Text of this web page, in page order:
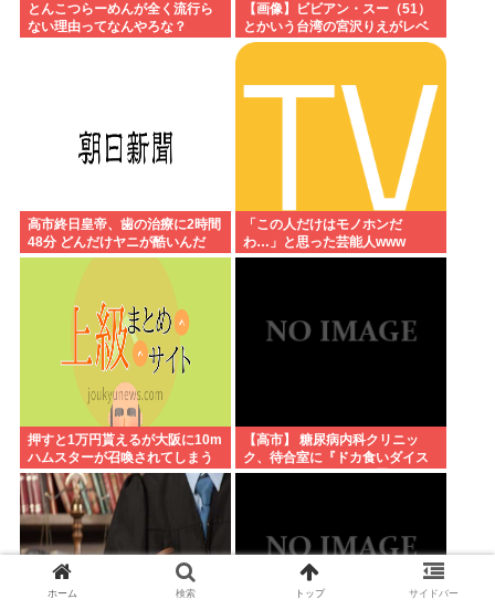
とんこつらーめんが全く流行ら
ない理由ってなんやろな？
【画像】ビビアン・スー（51）
とかいう台湾の宮沢りえがレベ
チすぎる
高市終日皇帝、歯の治療に2時間
48分 どんだけヤニが酷いんだ
「この人だけはモノホンだ
わ…」と思った芸能人www
押すと1万円貰えるが大阪に10m
ハムスターが召喚されてしまう
ボタン
【高市】 糖尿病内科クリニッ
ク、待合室に『ドカ食いダイス
キ！もちづきさん』を置いてし
ホーム 検索 トップ サイドバー